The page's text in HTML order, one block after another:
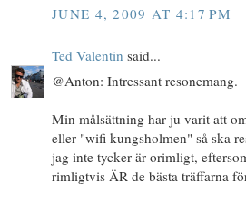
JUNE 4, 2009 AT 4:17 PM
Ted Valentin said...
@Anton: Intressant resonemang.
Min målsättning har ju varit att
eller "wifi kungsholmen" så ska
jag inte tycker är orimligt,
rimligtvis ÄR de bästa träffarna